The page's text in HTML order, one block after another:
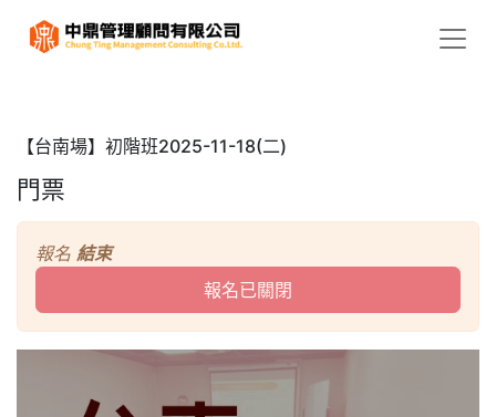
【台南場】初階班2025-11-18(二)
門票
報名 結束
報名已關閉